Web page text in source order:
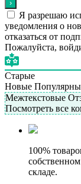
Я разрешаю
уведомления о
отказаться от
Пожалуйста,
Старые
Новые
Межтекстовые
Посмотреть все
100%
собственном
складе.